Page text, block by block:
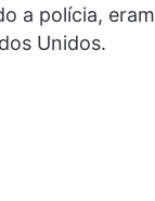
a polícia, eram
Unidos.